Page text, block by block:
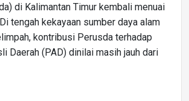
di Kalimantan Timur kembali menuai
tengah kekayaan sumber daya alam
kontribusi Perusda terhadap
Daerah (PAD) dinilai masih jauh dari